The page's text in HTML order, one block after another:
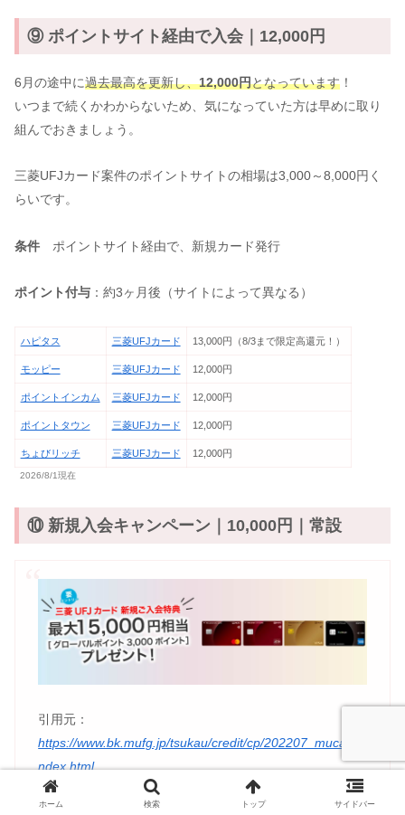
⑨ ポイントサイト経由で入会｜12,000円
6月の途中に過去最高を更新し、12,000円となっています ！
いつまで続くかわからないため、気になっていた方は早めに取り
組んでおきましょう。
三菱UFJカード案件のポイントサイトの相場は3,000～8,000円く
らいです。
条件 ポイントサイト経由で、新規カード発行
ポイント付与 ：約3ヶ月後（サイトによって異なる）
ハピタス 三菱UFJカード 13,000円（8/3まで限定高還元！）
モッピー 三菱UFJカード 12,000円
ポイントインカム 三菱UFJカード 12,000円
ポイントタウン 三菱UFJカード 12,000円
ちょびリッチ 三菱UFJカード 12,000円
2026/8/1現在
⑩ 新規入会キャンペーン｜10,000円｜常設
引用元：
https://www.bk.mufg.jp/tsukau/credit/cp/202207_mucard/i
ndex.html
ホーム 検索 トップ サイドバー